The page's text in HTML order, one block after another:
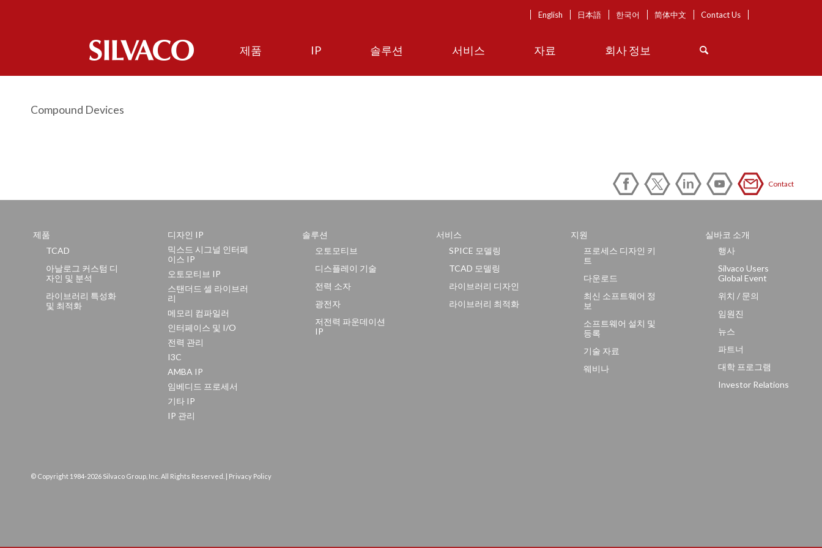
제품 IP 솔루션 서비스 자료 회사 정보
English 日本語 한국어 简体中文 Contact Us
Compound Devices
Contact
제품
TCAD
아날로그 커스텀 디
자인 및 분석
라이브러리 특성화
및 최적화
디자인 IP
믹스드 시그널 인터페
이스 IP
오토모티브 IP
스탠더드 셀 라이브러
리
메모리 컴파일러
인터페이스 및 I/O
전력 관리
I3C
AMBA IP
임베디드 프로세서
기타 IP
IP 관리
솔루션
오토모티브
디스플레이 기술
전력 소자
광전자
저전력 파운데이션
IP
서비스
SPICE 모델링
TCAD 모델링
라이브러리 디자인
라이브러리 최적화
지원
프로세스 디자인 키
트
다운로드
최신 소프트웨어 정
보
소프트웨어 설치 및
등록
기술 자료
웨비나
실바코 소개
행사
Silvaco Users
Global Event
위치 / 문의
임원진
뉴스
파트너
대학 프로그램
Investor Relations
© Copyright 1984-2026 Silvaco Group, Inc. All Rights Reserved. | Privacy Policy